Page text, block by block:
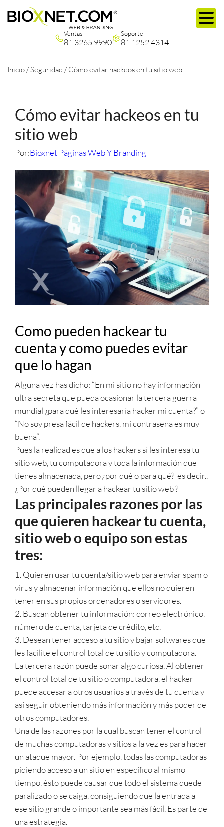
Ventas
81 3265 9990
Soporte
81 1252 4314
Inicio /Seguridad /Cómo evitar hackeos en tu sitio web
Cómo evitar hackeos en tu
sitio web
Por:Bioxnet Páginas Web Y Branding
Como pueden hackear tu
cuenta y como puedes evitar
que lo hagan
Alguna vez has dicho: “En mi sitio no hay información
ultra secreta que pueda ocasionar la tercera guerra
mundial ¿para qué les interesaría hacker mi cuenta?” o
“No soy presa fácil de hackers, mi contraseña es muy
buena”.
Pues la realidad es que a los hackers sí les interesa tu
sitio web, tu computadora y toda la información que
tienes almacenada, pero ¿por qué o para qué? es decir..
¿Por qué pueden llegar a hackear tu sitio web ?
Las principales razones por las
que quieren hackear tu cuenta,
sitio web o equipo son estas
tres:
1. Quieren usar tu cuenta/sitio web para enviar spam o
virus y almacenar información que ellos no quieren
tener en sus propios ordenadores o servidores.
2. Buscan obtener tu información: correo electrónico,
número de cuenta, tarjeta de crédito, etc.
3. Desean tener acceso a tu sitio y bajar softwares que
les facilite el control total de tu sitio y computadora.
La tercera razón puede sonar algo curiosa. Al obtener
el control total de tu sitio o computadora, el hacker
puede accesar a otros usuarios a través de tu cuenta y
así seguir obteniendo más información y más poder de
otros computadores.
Una de las razones por la cual buscan tener el control
de muchas computadoras y sitios a la vez es para hacer
un ataque mayor. Por ejemplo, todas las computadoras
pidiendo acceso a un sitio en específico al mismo
tiempo, ésto puede causar que todo el sistema quede
paralizado o se caiga, consiguiendo que la entrada a
ese sitio grande o importante sea más fácil. Es parte de
una estrategia.